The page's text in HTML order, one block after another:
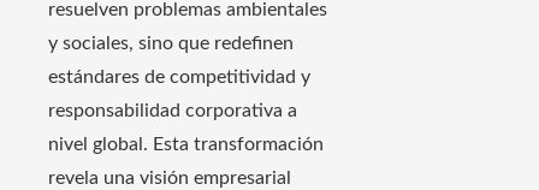
resuelven problemas ambientales
y sociales, sino que redefinen
estándares de competitividad y
responsabilidad corporativa a
nivel global. Esta transformación
revela una visión empresarial